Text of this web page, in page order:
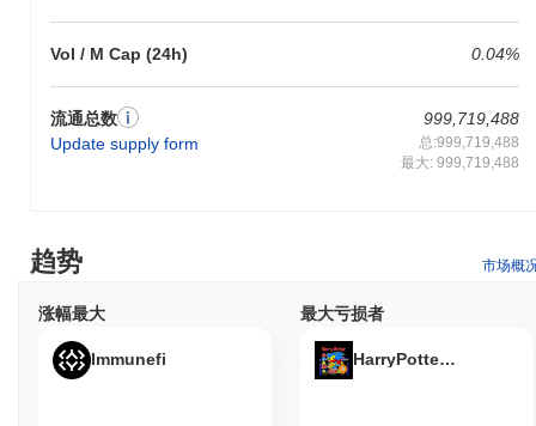
Vol / M Cap (24h) 0.04%
流通总数
Update supply form
999,719,488
总:999,719,488
最大: 999,719,488
确保数据完整性。 这些系统中的激励机制通常包括对验证者或矿工
的奖励，以鼓励诚实参与，以及惩罚或削减以威慑恶意行为。网络
用于保障像湿屁股这样的区块链项目安全的一般做法。
关的一般风险。这些包括潜在的技术漏洞，如智能合约漏洞，以及
市场风险，如波动性和流动性挑战。监管审查也可能构成风险，特
安全审计、社区参与和必要时遵守监管合规来应对这些风险。持续
的更新和透明度对于减轻这些风险并维护项目的可信度和安全性至
关重要。
趋势 市场概
涨幅最大
Immunefi
最大亏损者